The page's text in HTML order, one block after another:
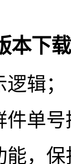
本下
辑；
件单号
能，